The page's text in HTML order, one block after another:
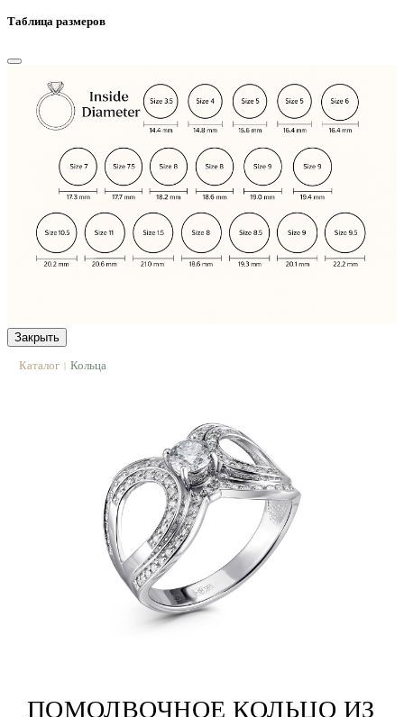
Таблица размеров
Закрыть
Каталог | Кольца
ПОМОЛВОЧНОЕ КОЛЬЦО ИЗ